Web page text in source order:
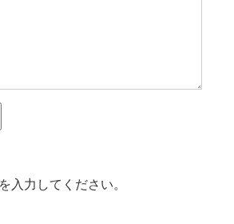
入力してください。